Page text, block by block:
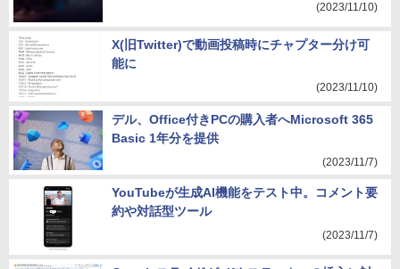
(2023/11/10)
X(旧Twitter)で動画投稿時にチャプター分け可
能に
(2023/11/10)
デル、Office付きPCの購入者へMicrosoft 365
Basic 1年分を提供
(2023/11/7)
YouTubeが生成AI機能をテスト中。コメント要
約や対話型ツール
(2023/11/7)